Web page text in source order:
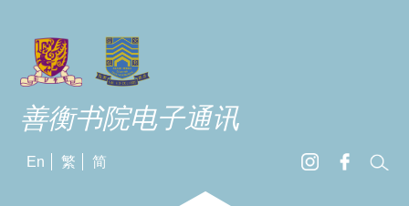
善衡书院电子通讯
En 繁 简